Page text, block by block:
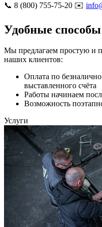
📞 8 (800) 755-75-20 ✉️
Удобные
Мы предлагаем простую и
наших клиентов:
Оплата по
выставленного счёта
Работы начинаем
Возможность
Услуги